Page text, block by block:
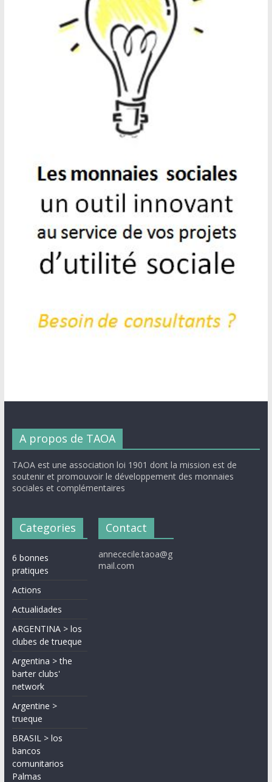
A propos de TAOA
TAOA est une association loi 1901 dont la mission est de
soutenir et promouvoir le développement des monnaies
sociales et complémentaires
Categories
6 bonnes
pratiques
Actions
Actualidades
ARGENTINA > los
clubes de trueque
Argentina > the
barter clubs'
network
Argentine >
trueque
BRASIL > los
bancos
comunitarios
Palmas
Contact
annececile.taoa@g
mail.com